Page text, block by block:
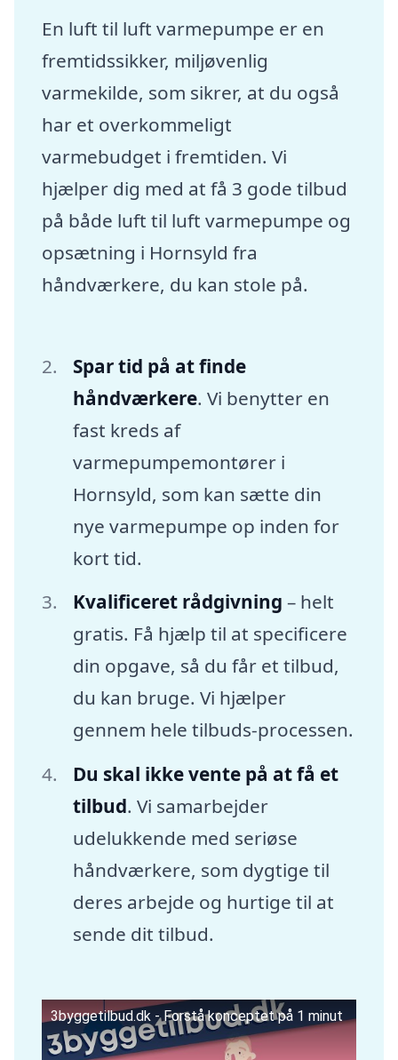
En luft til luft varmepumpe er en
fremtidssikker, miljøvenlig
varmekilde, som sikrer, at du også
har et overkommeligt
varmebudget i fremtiden. Vi
hjælper dig med at få 3 gode tilbud
på både luft til luft varmepumpe og
opsætning i Hornsyld fra
håndværkere, du kan stole på.
Spar tid på at finde
håndværkere. Vi benytter en
fast kreds af
varmepumpemontører i
Hornsyld, som kan sætte din
nye varmepumpe op inden for
kort tid.
Kvalificeret rådgivning – helt
gratis. Få hjælp til at specificere
din opgave, så du får et tilbud,
du kan bruge. Vi hjælper
gennem hele tilbuds-processen.
Du skal ikke vente på at få et
tilbud. Vi samarbejder
udelukkende med seriøse
håndværkere, som dygtige til
deres arbejde og hurtige til at
sende dit tilbud.
3byggetilbud.dk - Forstå konceptet på 1 minut